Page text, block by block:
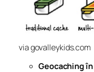
via govalleykids.com
Geocaching